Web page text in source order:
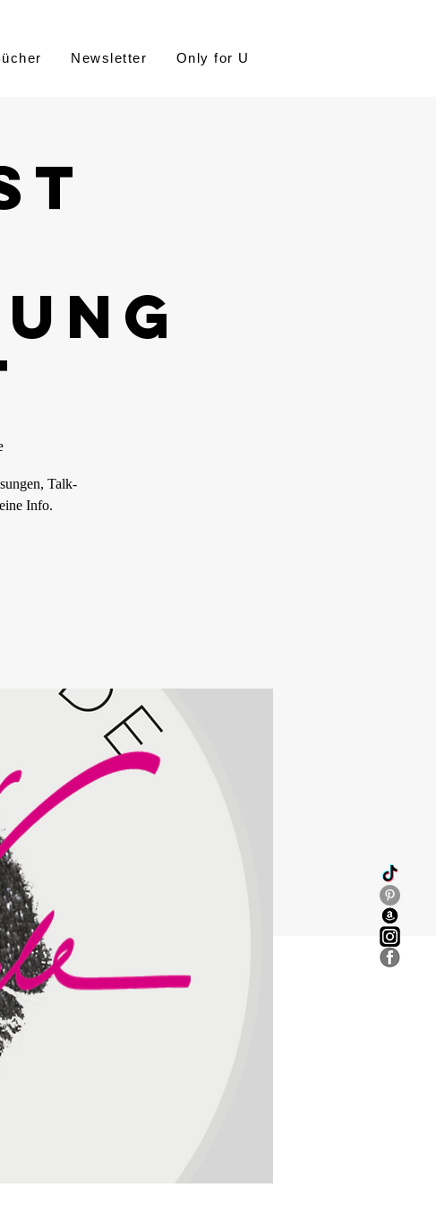
Newsletter Only for U
Talk-
Info.